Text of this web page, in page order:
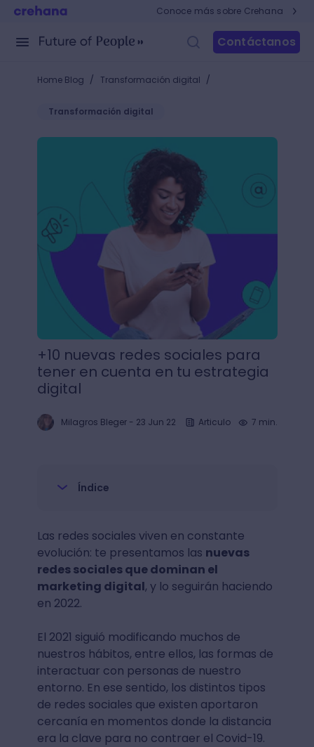
Conoce más sobre Crehana
Contáctanos
Home Blog / Transformación digital /
Transformación digital
+10 nuevas redes sociales para tener en cuenta en
+10 nuevas redes sociales para
tener en cuenta en tu estrategia
digital
Milagros Bleger- 23 Jun 22 Articulo 7 min.
Índice
Las redes sociales viven en constante
evolución: te presentamos las nuevas
redes sociales que dominan el
marketing digital, y lo seguirán haciendo
en 2022.
El 2021 siguió modificando muchos de
nuestros hábitos, entre ellos, las formas de
interactuar con personas de nuestro
entorno. En ese sentido, los distintos tipos
de redes sociales que existen aportaron
cercanía en momentos donde la distancia
era la clave para no contraer el Covid-19.